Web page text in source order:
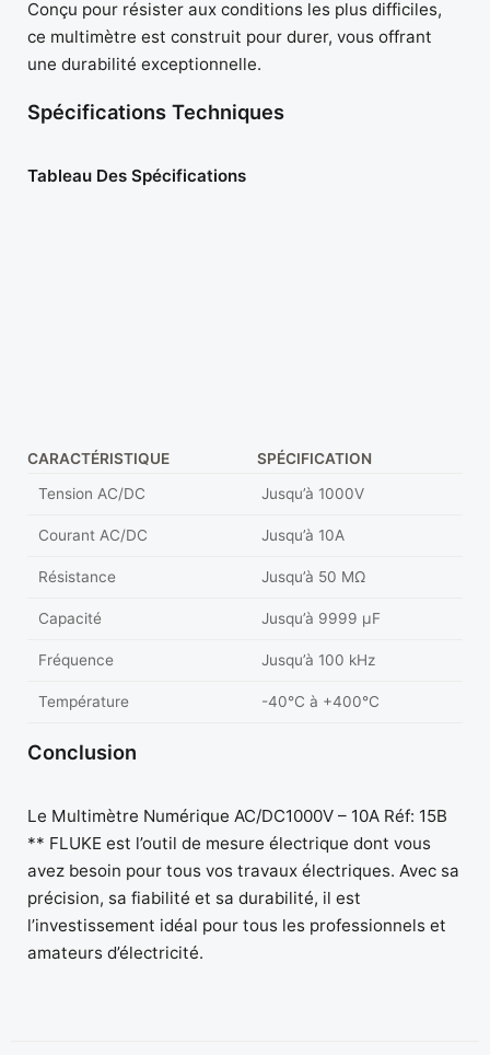
Conçu pour résister aux conditions les plus difficiles,
ce multimètre est construit pour durer, vous offrant
une durabilité exceptionnelle.
Spécifications Techniques
Tableau Des Spécifications
CARACTÉRISTIQUE
SPÉCIFICATION
Tension AC/DC
Jusqu’à 1000V
Courant AC/DC Jusqu’à 10A
Résistance Jusqu’à 50 MΩ
Capacité Jusqu’à 9999 µF
Fréquence Jusqu’à 100 kHz
Température -40°C à +400°C
Conclusion
Le Multimètre Numérique AC/DC1000V – 10A Réf: 15B
** FLUKE est l’outil de mesure électrique dont vous
avez besoin pour tous vos travaux électriques. Avec sa
précision, sa fiabilité et sa durabilité, il est
l’investissement idéal pour tous les professionnels et
amateurs d’électricité.